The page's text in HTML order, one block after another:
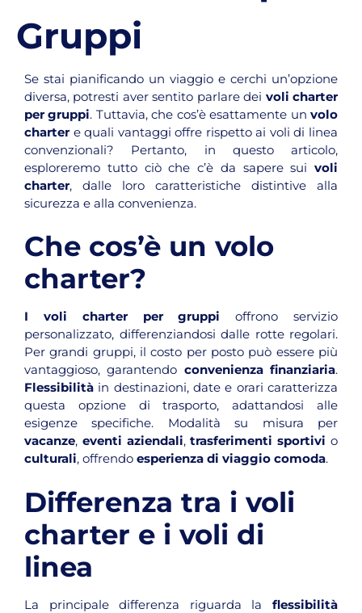
Se stai pianificando un viaggio e cerchi un’opzione
diversa, potresti aver sentito parlare dei voli charter
per gruppi. Tuttavia, che cos’è esattamente unvolo
chartere quali vantaggi offre rispetto ai voli di linea
convenzionali? Pertanto, in questo articolo,
esploreremo tutto ciò che c’è da sapere sui voli
charter, dalle loro caratteristiche distintive alla
sicurezza e alla convenienza.
Che cos’è un volo
charter?
I voli charter per gruppi offrono servizio
personalizzato, differenziandosi dalle rotte regolari.
Per grandi gruppi, il costo per posto può essere più
vantaggioso, garantendo convenienza finanziaria.
Flessibilità in destinazioni, date e orari caratterizza
questa opzione di trasporto, adattandosi alle
esigenze specifiche. Modalità su misura per
vacanze, eventi aziendali,trasferimenti sportivi o
culturali, offrendo esperienza di viaggio comoda.
Differenza tra i voli
charter e i voli di
linea
La principale differenza riguarda la flessibilità